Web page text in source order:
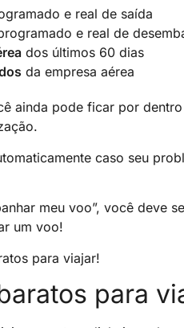
e real de saída
e real de
dos últimos 60 dias
da empresa aérea
ainda pode ficar por
caso seu
meu voo”, você deve
um voo!
para viajar!
para